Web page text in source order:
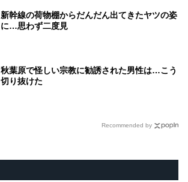
新幹線の荷物棚からだんだん出てきたヤツの姿
に…思わず二度見
秋葉原で怪しい宗教に勧誘された男性は…こう
切り抜けた
Recommended by